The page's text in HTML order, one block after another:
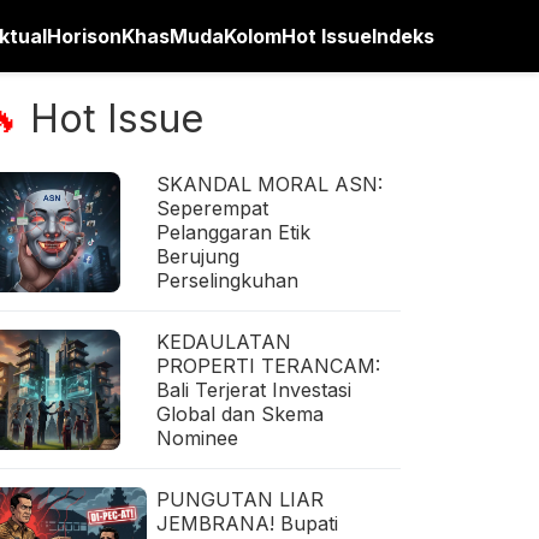
HorisonKhasMudaKolomHot IssueIndeks
Hot Issue
SKANDAL MORAL ASN:
Seperempat
Pelanggaran Etik
Berujung
Perselingkuhan
KEDAULATAN
PROPERTI TERANCAM:
Bali Terjerat Investasi
Global dan Skema
Nominee
PUNGUTAN LIAR
JEMBRANA! Bupati